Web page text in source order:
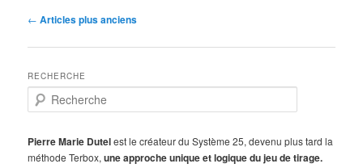
Navigation
articles
← Articles plus anciens
RECHERCHE
e
h
e
Pierre Marie Dutelest le créateur du Système 25, devenu plus tard la
méthode Terbox,une approche unique et logique du jeu de tirage.